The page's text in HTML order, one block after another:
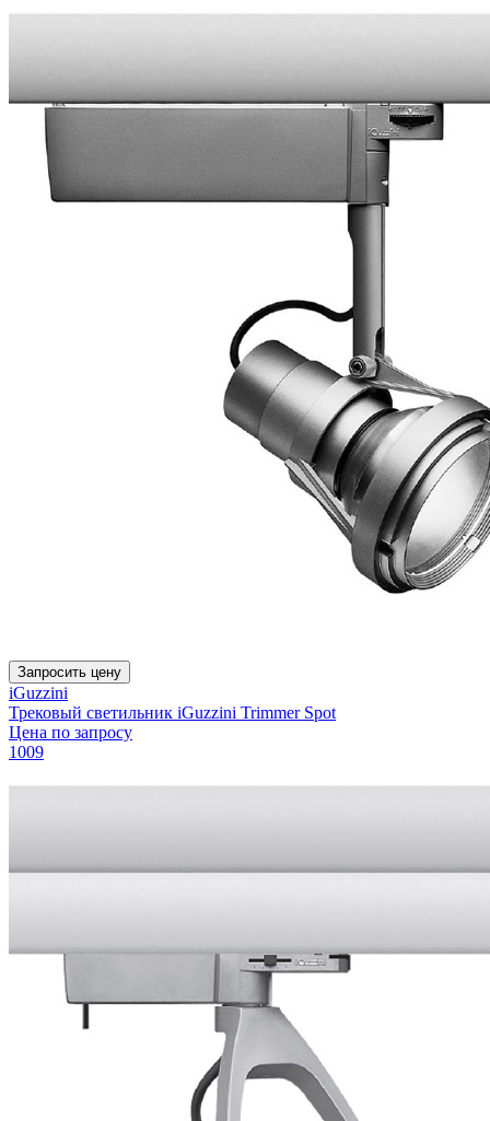
Запросить цену
iGuzzini
Трековый светильник iGuzzini Trimmer Spot
Цена по запросу
1009